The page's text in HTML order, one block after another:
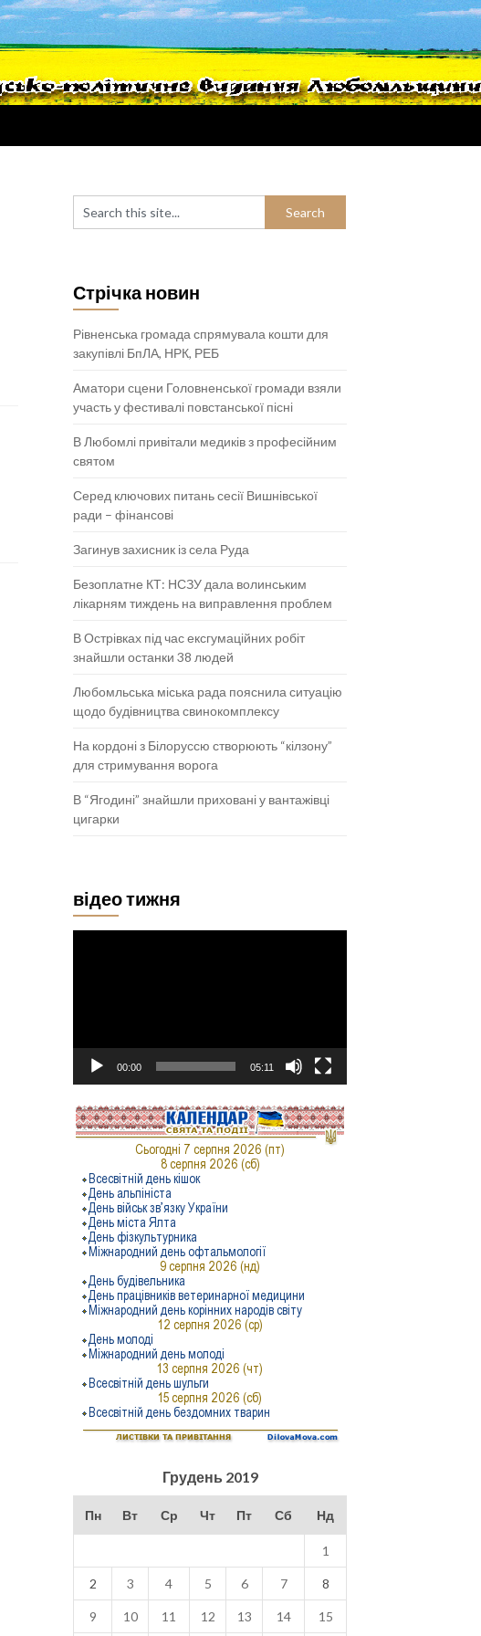
Стрічка новин
Рівненська громада спрямувала кошти для
закупівлі БпЛА, НРК, РЕБ
Аматори сцени Головненської громади взяли
участь у фестивалі повстанської пісні
В Любомлі привітали медиків з професійним
святом
Серед ключових питань сесії Вишнівської
ради – фінансові
Загинув захисник із села Руда
Безоплатне КТ: НСЗУ дала волинським
лікарням тиждень на виправлення проблем
В Острівках під час ексгумаційних робіт
знайшли останки 38 людей
Любомльська міська рада пояснила ситуацію
щодо будівництва свинокомплексу
На кордоні з Білоруссю створюють “кілзону”
для стримування ворога
В “Ягодині” знайшли приховані у вантажівці
цигарки
відео тижня
00:00 05:11
Грудень 2019
Пн Вт Ср Чт Пт Сб Нд
1
2 3 4 5 6 7 8
9 10 11 12 13 14 15